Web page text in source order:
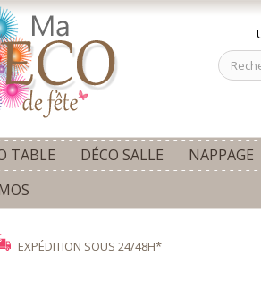
TABLE DÉCO SALLE NAPPAGE
EXPÉDITION SOUS 24/48H*